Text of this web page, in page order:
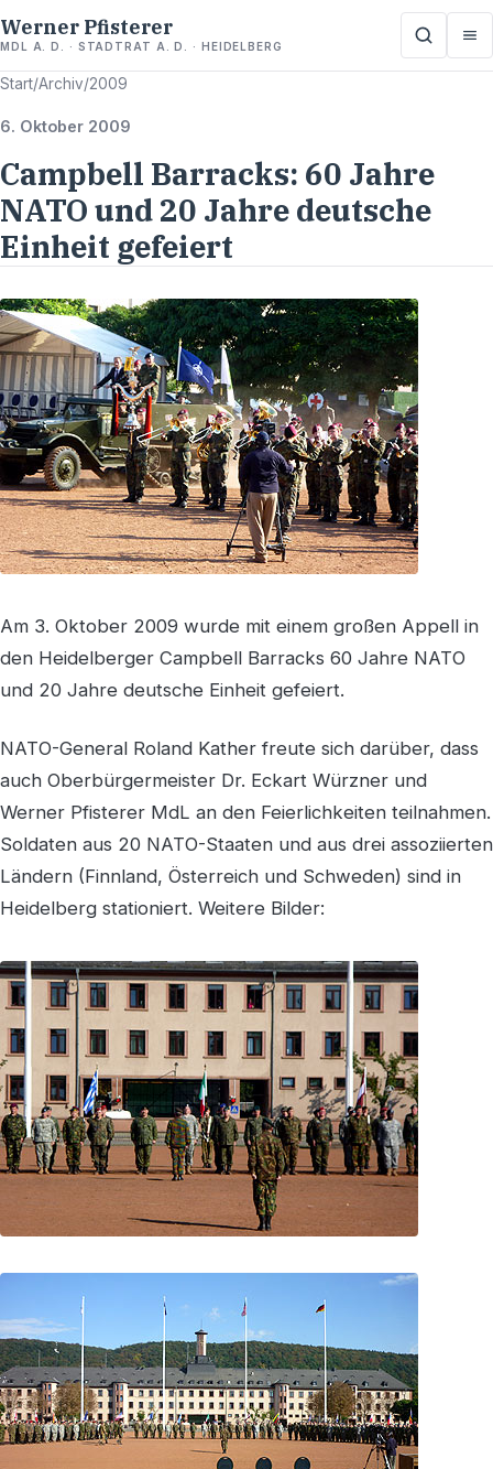
Werner Pfisterer
MDL A. D. · STADTRAT A. D. · HEIDELBERG
Start/Archiv/2009
6. Oktober 2009
Campbell Barracks: 60 Jahre
NATO und 20 Jahre deutsche
Einheit gefeiert
Am 3. Oktober 2009 wurde mit einem großen Appell in
den Heidelberger Campbell Barracks 60 Jahre NATO
und 20 Jahre deutsche Einheit gefeiert.
NATO-General Roland Kather freute sich darüber, dass
auch Oberbürgermeister Dr. Eckart Würzner und
Werner Pfisterer MdL an den Feierlichkeiten teilnahmen.
Soldaten aus 20 NATO-Staaten und aus drei assoziierten
Ländern (Finnland, Österreich und Schweden) sind in
Heidelberg stationiert. Weitere Bilder: